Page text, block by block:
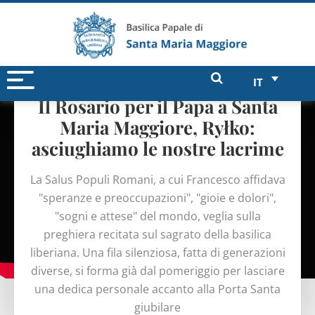
IT
Il Rosario per il Papa a Santa
Maria Maggiore, Ryłko:
asciughiamo le nostre lacrime
La Salus Populi Romani, a cui Francesco affidava
"speranze e preoccupazioni", "gioie e dolori",
"sogni e attese" del mondo, veglia sulla
preghiera recitata sul sagrato della basilica
liberiana. Una fila silenziosa, fatta di generazioni
diverse, si forma già dal pomeriggio per lasciare
una dedica personale accanto alla Porta Santa
giubilare